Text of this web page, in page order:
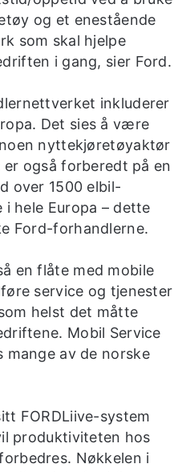
og et enestående
som skal hjelpe
i gang, sier Ford.
inkluderer
Det sies å være
nyttekjøretøyaktør
også forberedt på en
over 1500 elbil-
hele Europa – dette
Ford-forhandlerne.
en flåte med mobile
service og tjenester
helst det måtte
Mobil Service
mange av de norske
FORDLiive-system
produktiviteten hos
Nøkkelen i